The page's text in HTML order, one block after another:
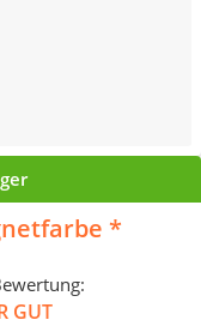
GUT